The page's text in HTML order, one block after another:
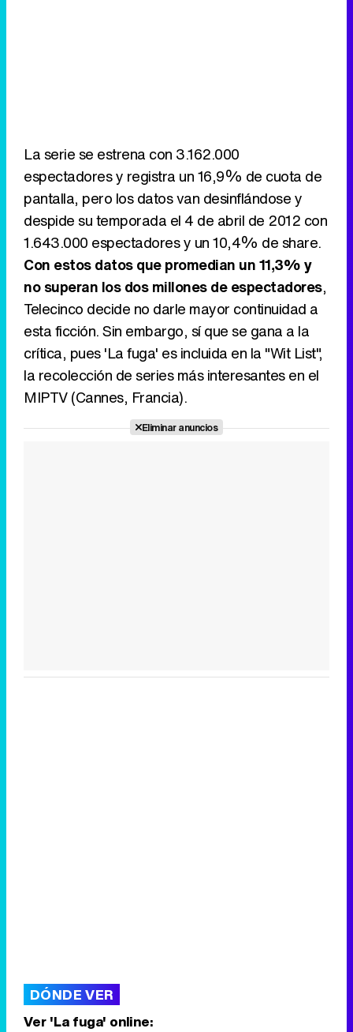
La serie se estrena con 3.162.000
espectadores y registra un 16,9% de cuota de
pantalla, pero los datos van desinflándose y
despide su temporada el 4 de abril de 2012 con
1.643.000 espectadores y un 10,4% de share.
Con estos datos que promedian un 11,3% y
no superan los dos millones de espectadores,
Telecinco decide no darle mayor continuidad a
esta ficción. Sin embargo, sí que se gana a la
crítica, pues 'La fuga' es incluida en la "Wit List",
la recolección de series más interesantes en el
MIPTV (Cannes, Francia).
Eliminar anuncios
DÓNDE VER
Ver 'La fuga' online: